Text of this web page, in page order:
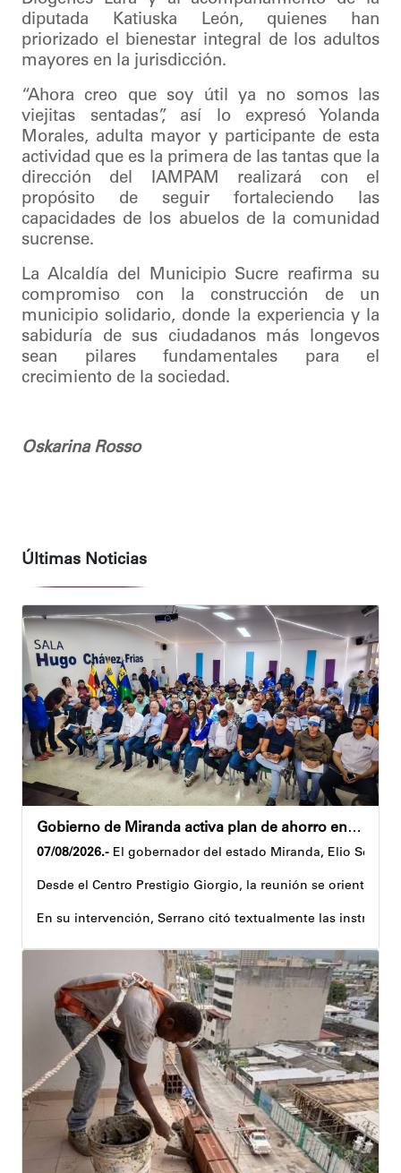
diputada Katiuska León, quienes han
priorizado el bienestar integral de los adultos
mayores en la jurisdicción.
“Ahora creo que soy útil ya no somos las
viejitas sentadas”, así lo expresó Yolanda
Morales, adulta mayor y participante de esta
actividad que es la primera de las tantas que la
dirección del IAMPAM realizará con el
propósito de seguir fortaleciendo las
capacidades de los abuelos de la comunidad
sucrense.
La Alcaldía del Municipio Sucre reafirma su
compromiso con la construcción de un
municipio solidario, donde la experiencia y la
sabiduría de sus ciudadanos más longevos
sean pilares fundamentales para el
crecimiento de la sociedad.
Oskarina Rosso
Últimas Noticias
Gobierno de Miranda activa plan de ahorro energético en la entidad
07/08/2026.- El gobernador del estado Miranda, Elio
Desde el Centro Prestigio Giorgio, la reunión se orientó al
En su intervención, Serrano citó textualmente las
Igualmente, explicó que el propósito central de este
Despliegue territorial
El encuentro contó con la participación del diputado
Como parte de los acuerdos orientados durante la
Joshua Piña